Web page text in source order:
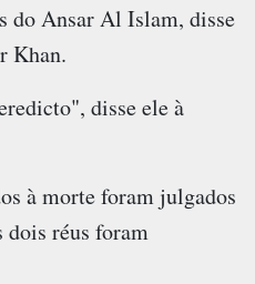
do Ansar Al Islam, disse
Khan.
disse ele à
à morte foram julgados
dois réus foram